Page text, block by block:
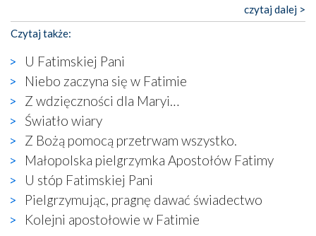
katolickiego kultu. Tylko co wspólnego z żywą,
autentyczną wiarą mogą mieć płaskie, szare bunkry albo
kaplice, w których Tabernakulum przypomina bardziej
skrzynkę na narzędzia? Albo co powiedzieć o ustawionym
tuż przy nowej bazylice wielkim krzyżu, na którym
zamiast Chrystusa umieszczono dziwaczną postać jakby
wyjętą ze starożytnych hieroglifów? W kulturowym
kontekście naszych czasów to raczej karykatura niż godny
wizerunek Zbawiciela…
Zatem nawet w bezpośrednim otoczeniu sanktuarium
naocznie przekonaliśmy się, że wewnątrz Kościoła toczy
się ogromna walka o kształt katolicyzmu i o serca
wierzących. Do czego to zmaganie może prowadzić,
widzieliśmy w urokliwym, niewielkim mieście Obidos,
gdzie w miejscu dawnego kościoła działa dzisiaj…
czytaj dalej >
Czytaj także:
U Fatimskiej Pani
Niebo zaczyna się w Fatimie
Z wdzięczności dla Maryi…
Światło wiary
Z Bożą pomocą przetrwam wszystko.
Małopolska pielgrzymka Apostołów Fatimy
U stóp Fatimskiej Pani
Pielgrzymując, pragnę dawać świadectwo
Kolejni apostołowie w Fatimie